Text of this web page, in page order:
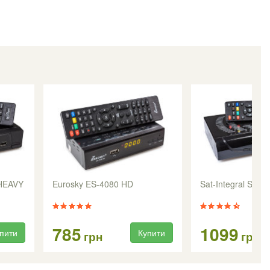
Eurosky ES-4080 HD
785 грн Купити
Sat-Integral S-
1099 грн